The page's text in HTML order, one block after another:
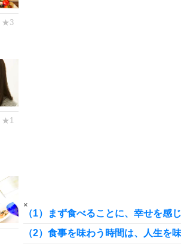
恋する人が知って
×
（1）まず食べることに、幸せを感じ
（2）食事を味わう時間は、人生を